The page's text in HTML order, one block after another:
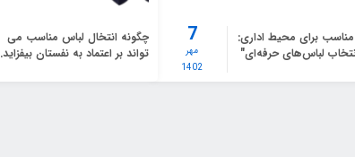
برای محیط اداری:
لباس‌های حرفه‌ای"
7
مهر
1402
چگونه انتخال لباس مناسب می
تواند بر اعتماد به نفستان بیفزاید.